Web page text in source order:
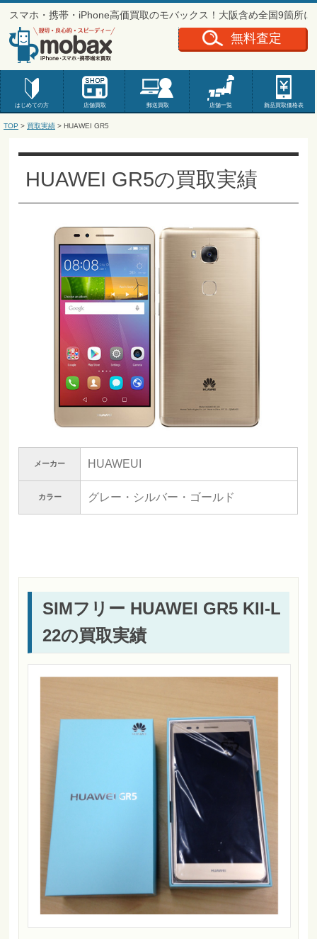
スマホ・携帯・iPhone高価買取のモバックス！大阪含め全国9箇所に
はじめての方 店舗買取 郵送買取 店舗一覧 新品買取価格表
無料査定
TOP > 買取実績 > HUAWEI GR5
HUAWEI GR5の買取実績
メーカー HUAWEUI
カラー グレー・シルバー・ゴールド
SIMフリー HUAWEI GR5 KII-L
22の買取実績